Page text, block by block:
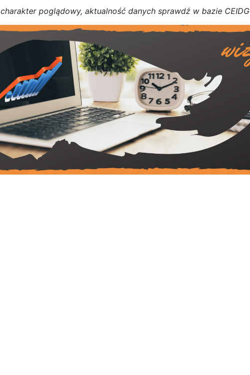
charakter poglądowy, aktualność danych sprawdź w bazie CEIDG